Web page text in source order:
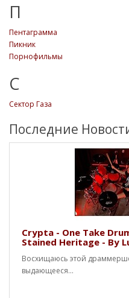
П
Пентаграмма
Пикник
Порнофильмы
С
Сектор Газа
Последние
Crypta - One Take
Stained Heritage - By
Восхищаюсь этой
выдающееся...